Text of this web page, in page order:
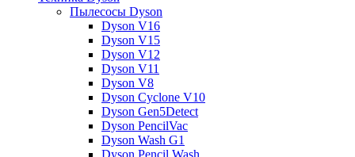
Пылесосы Dyson
Dyson V16
Dyson V15
Dyson V12
Dyson V11
Dyson V8
Dyson Cyclone V10
Dyson Gen5Detect
Dyson PencilVac
Dyson Wash G1
Dyson Pencil Wash